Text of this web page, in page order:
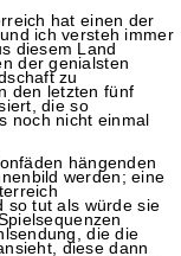
hat einen der
ich versteh immer
diesem Land
der genialsten
zu
den letzten fünf
die so
noch nicht einmal
hängenden
werden; eine
so tut als würde sie
die die
diese dann